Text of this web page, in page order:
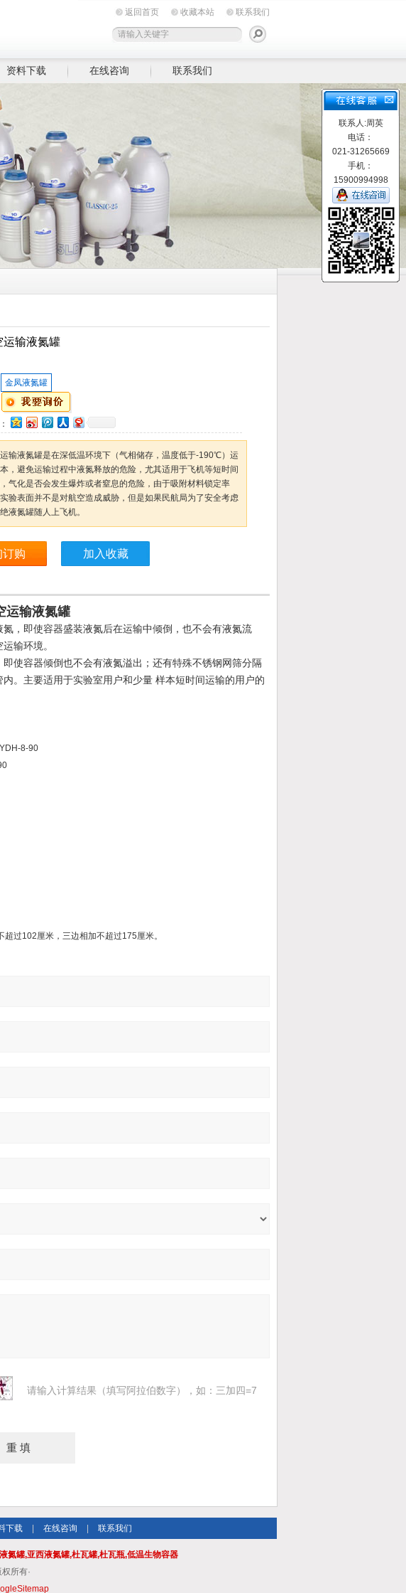
返回首页 收藏本站 联系我们
资料下载 在线咨询 联系我们
运输液氮罐
金凤液氮罐
输液氮罐是在深低温环境下（气相储存，温度低于-190℃）运
，避免运输过程中液氮释放的危险，尤其适用于飞机等短时间
气化是否会发生爆炸或者窒息的危险，由于吸附材料锁定率
验表面并不是对航空造成威胁，但是如果民航局为了安全考虑
液氮罐随人上飞机。
订购 加入收藏
运输液氮罐
，即使容器盛装液氮后在运输中倾倒，也不会有液氮流
输环境。
使容器倾倒也不会有液氮溢出；还有特殊不锈钢网筛分隔
。主要适用于实验室用户和少量 样本短时间运输的用户的
8-90
过102厘米，三边相加不超过175厘米。
请输入计算结果（填写阿拉伯数字），如：三加四=7
下载 在线咨询 联系我们
氮罐,亚西液氮罐,杜瓦罐,杜瓦瓶,低温生物容器
所有·
联系人:周英
电话：
021-31265669
手机：
15900994998